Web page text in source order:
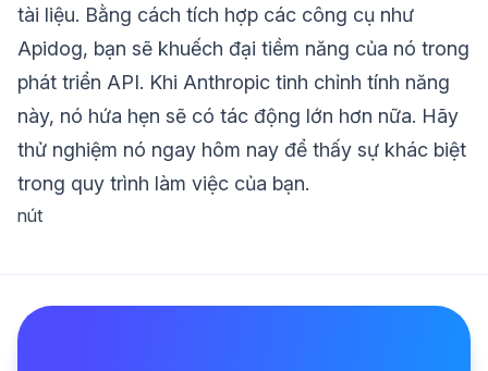
tài liệu. Bằng cách tích hợp các công cụ như
Apidog, bạn sẽ khuếch đại tiềm năng của nó trong
phát triển API. Khi Anthropic tinh chỉnh tính năng
này, nó hứa hẹn sẽ có tác động lớn hơn nữa. Hãy
thử nghiệm nó ngay hôm nay để thấy sự khác biệt
trong quy trình làm việc của bạn.
nút